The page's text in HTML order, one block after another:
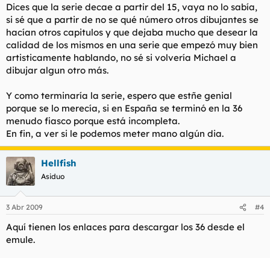
Dices que la serie decae a partir del 15, vaya no lo sabía,
si sé que a partir de no se qué número otros dibujantes se
hacían otros capitulos y que dejaba mucho que desear la
calidad de los mismos en una serie que empezó muy bien
artisticamente hablando, no sé si volvería Michael a
dibujar algun otro más.
Y como terminaría la serie, espero que estñe genial
porque se lo merecía, si en España se terminó en la 36
menudo fiasco porque está incompleta.
En fin, a ver si le podemos meter mano algún dia.
Hellfish
Asiduo
3 Abr 2009 #4
Aquí tienen los enlaces para descargar los 36 desde el
emule.